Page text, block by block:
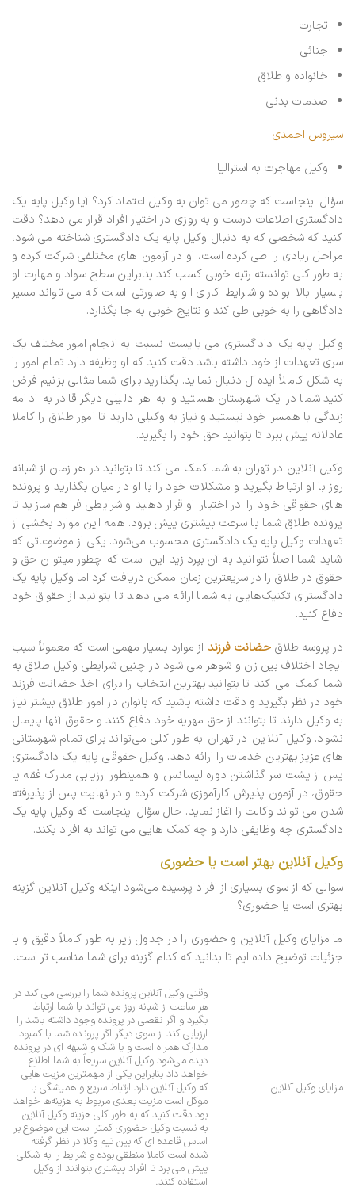
تجارت
جنائی
خانواده و طلاق
صدمات بدنی
سیروس احمدی
وکیل مهاجرت به استرالیا
سؤال اینجاست که چطور می توان به وکیل اعتماد کرد؟ آیا وکیل پایه یک
دادگستری اطلاعات درست و به روزی در اختیار افراد قرار می دهد؟ دقت
کنید که شخصی که به دنبال وکیل پایه یک دادگستری شناخته می شود،
مراحل زیادی را طی کرده است، او در آزمون های مختلفی شرکت کرده و
به طور کلی توانسته رتبه خوبی کسب کند بنابراین سطح سواد و مهارت او
بسیار بالا بوده و شرایط کاری او به صورتی است که می تواند مسیر
دادگاهی را به خوبی طی کند و نتایج خوبی به جا بگذارد.
وکیل پایه یک دادگستری می بایست نسبت به انجام امور مختلف یک
سری تعهدات از خود داشته باشد دقت کنید که او وظیفه دارد تمام امور را
به شکل کاملاً ایده‌آل دنبال نماید. بگذارید برای شما مثالی بزنیم فرض
کنید شما در یک شهرستان هستید و به هر دلیلی دیگر قادر به ادامه
زندگی با همسر خود نیستید و نیاز به وکیلی دارید تا امور طلاق را کاملا
عادلانه پیش ببرد تا بتوانید حق خود را بگیرید.
وکیل آنلاین در تهران به شما کمک می کند تا بتوانید در هر زمان از شبانه
روز با او ارتباط بگیرید و مشکلات خود را با او در میان بگذارید و پرونده
های حقوقی خود را در اختیار او قرار دهید و شرایطی فراهم سازید تا
پرونده طلاق شما با سرعت بیشتری پیش برود. همه این موارد بخشی از
تعهدات وکیل پایه یک دادگستری محسوب می‌شود. یکی از موضوعاتی که
شاید شما اصلاً نتوانید به آن بپردازید این است که چطور میتوان حق و
حقوق در طلاق را در سریعترین زمان ممکن دریافت کرد اما وکیل پایه یک
دادگستری تکنیک‌هایی به شما ارائه می دهد تا بتوانید از حقوق خود
دفاع کنید.
در پروسه طلاقحضانت فرزند از موارد بسیار مهمی است که معمولاً سبب
ایجاد اختلاف بین زن و شوهر می شود در چنین شرایطی وکیل طلاق به
شما کمک می کند تا بتوانید بهترین انتخاب را برای اخذ حضانت فرزند
خود در نظر بگیرید و دقت داشته باشید که بانوان در امور طلاق بیشتر نیاز
به وکیل دارند تا بتوانند از حق مهریه خود دفاع کنند و حقوق آنها پایمال
نشود. وکیل آنلاین در تهران به طور کلی می‌تواند برای تمام شهرستانی
های عزیز بهترین خدمات را ارائه دهد. وکیل حقوقی پایه یک دادگستری
پس از پشت سر گذاشتن دوره لیسانس و همینطور ارزیابی مدرک فقه یا
حقوق، در آزمون پذیرش کارآموزی شرکت کرده و در نهایت پس از پذیرفته
شدن می تواند وکالت را آغاز نماید. حال سؤال اینجاست که وکیل پایه یک
دادگستری چه وظایفی دارد و چه کمک هایی می تواند به افراد بکند.
وکیل آنلاین بهتر است یا حضوری
سوالی که از سوی بسیاری از افراد پرسیده می‌شود اینکه وکیل آنلاین گزینه
بهتری است یا حضوری؟
ما مزایای وکیل آنلاین و حضوری را در جدول زیر به طور کاملاً دقیق و با
جزئیات توضیح داده ایم تا بدانید که کدام گزینه برای شما مناسب تر است.
مزایای وکیل آنلاین
وقتی وکیل آنلاین پرونده شما را بررسی می کند در
هر ساعت از شبانه روز می تواند با شما ارتباط
بگیرد و اگر نقصی در پرونده وجود داشته باشد را
ارزیابی کند از سوی دیگر اگر پرونده شما با کمبود
مدارک همراه است و یا شک و شبهه ای در پرونده
دیده می‌شود وکیل آنلاین سریعاً به شما اطلاع
خواهد داد بنابراین یکی از مهمترین مزیت هایی
که وکیل آنلاین دارد ارتباط سریع و همیشگی با
موکل است مزیت بعدی مربوط به هزینه‌ها خواهد
بود دقت کنید که به طور کلی هزینه وکیل آنلاین
به نسبت وکیل حضوری کمتر است این موضوع بر
اساس قاعده ای که بین تیم وکلا در نظر گرفته
شده است کاملا منطقی بوده و شرایط را به شکلی
پیش می برد تا افراد بیشتری بتوانند از وکیل
استفاده کنند.